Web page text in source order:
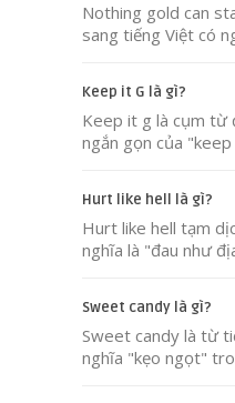
Nothing gold can
sang tiếng Việt có
Keep it G là gì?
Keep it g là cụm từ
ngắn gọn của
Hurt like hell là gì?
Hurt like hell tạm
nghĩa là "đau như
Sweet candy là gì?
Sweet candy là từ
nghĩa "kẹo ngọt"